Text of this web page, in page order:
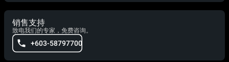
销售支持
致电我们的专家，免费咨询。
+603-58797700